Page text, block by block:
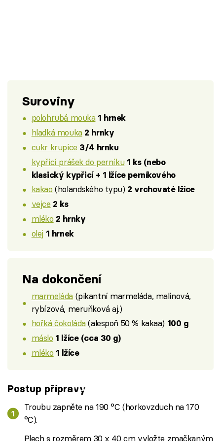
Suroviny
polohrubá mouka 1 hrnek
hladká mouka 2 hrnky
cukr krupice 3/4 hrnku
kypřicí prášek do perníku 1 ks (nebo
klasický kypřicí + 1 lžíce perníkového
kakao (holandského typu) 2 vrchovaté lžíce
vejce 2 ks
mléko 2 hrnky
olej 1 hrnek
Na dokončení
marmeláda(pikantní marmeláda, malinová,
rybízová, meruňková aj.)
hořká čokoláda(alespoň 50 % kakaa) 100 g
máslo 1 lžíce (cca 30 g)
mléko 1 lžíce
Failed to fetch
Postup přípravy
Troubu zapněte na 190 °C (horkovzduch na 170
°C).
Plech s rozměrem 30 x 40 cm vyložte zmačkaným